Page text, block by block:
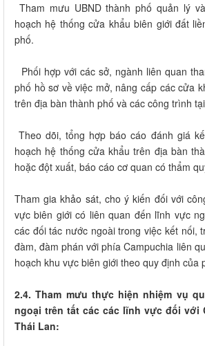
Tham mưu UBND thành phố quản lý
hoạch hệ thống cửa khẩu biên giới đất
phố.
Phối hợp với các sở, ngành liên quan
phố hồ sơ về việc mở, nâng cấp các cửa
trên địa bàn thành phố và các công trình
Theo dõi, tổng hợp báo cáo đánh giá
hoạch hệ thống cửa khẩu trên địa bàn
hoặc đột xuất, báo cáo cơ quan có thẩm
Tham gia khảo sát, cho ý kiến đối với
vực biên giới có liên quan đến lĩnh vực
các đối tác nước ngoài trong việc kết nối,
đàm, đàm phán với phía Campuchia liên
hoạch khu vực biên giới theo quy định của
2.4. Tham mưu thực hiện nhiệm vụ
ngoại trên tất các các lĩnh vực đối với
Thái Lan: